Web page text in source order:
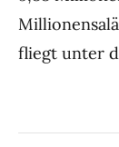
fliegt unter